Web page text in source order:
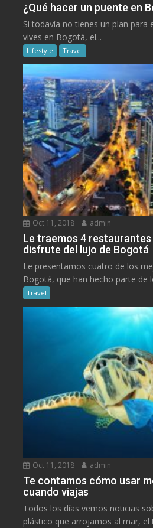
¿Qué hacer un puente en
Si todavía no tienes un plan para
vives en Bogotá, el...
Lifestyle Travel
Oct 11, 2018 admin
Le traemos 4 restaurantes
disfrute del lujo de Bogotá
Le presentamos cuatro de los
Bogotá, que han hecho parte de
Travel
Oct 11, 2018 admin
Te contamos cómo usar
cuando viajas
Todos los días vemos noticias
plástico que arrojamos al mar, el